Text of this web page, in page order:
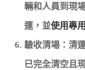
輛和人員到現
運，並使用專
驗收清場：清
已完全清空且